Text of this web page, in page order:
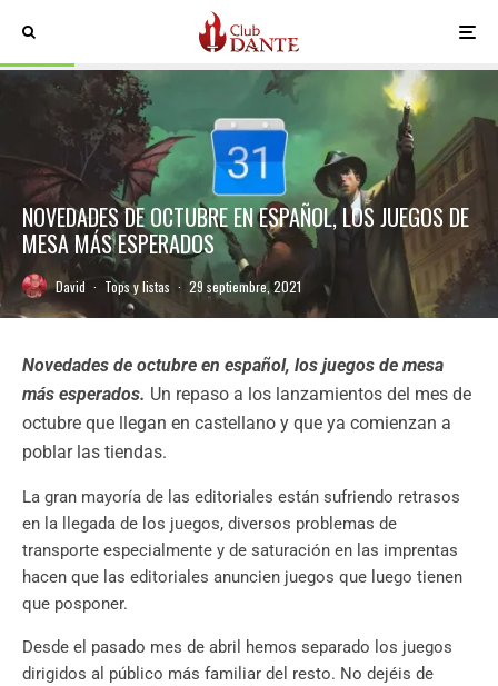
NOVEDADES DE OCTUBRE EN ESPAÑOL, LOS JUEGOS DE
MESA MÁS ESPERADOS
David · Tops y listas · 29 septiembre, 2021
Novedades de octubre en español, los juegos de mesa
más esperados. Un repaso a los lanzamientos del mes de
octubre que llegan en castellano y que ya comienzan a
poblar las tiendas.
La gran mayoría de las editoriales están sufriendo retrasos
en la llegada de los juegos, diversos problemas de
transporte especialmente y de saturación en las imprentas
hacen que las editoriales anuncien juegos que luego tienen
que posponer.
Desde el pasado mes de abril hemos separado los juegos
dirigidos al público más familiar del resto. No dejéis de